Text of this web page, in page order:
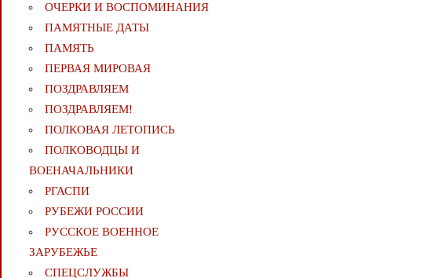
ОЧЕРКИ И ВОСПОМИНАНИЯ
ПАМЯТНЫЕ ДАТЫ
ПАМЯТЬ
ПЕРВАЯ МИРОВАЯ
ПОЗДРАВЛЯЕМ
ПОЗДРАВЛЯЕМ!
ПОЛКОВАЯ ЛЕТОПИСЬ
ПОЛКОВОДЦЫ И
ВОЕНАЧАЛЬНИКИ
РГАСПИ
РУБЕЖИ РОССИИ
РУССКОЕ ВОЕННОЕ
ЗАРУБЕЖЬЕ
СПЕЦСЛУЖБЫ